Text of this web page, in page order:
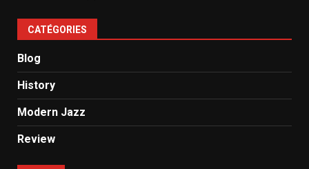
CATÉGORIES
Blog
History
Modern Jazz
Review